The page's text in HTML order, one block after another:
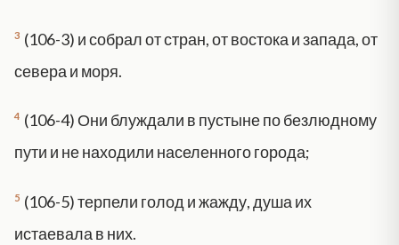
3 (106-3) и собрал от стран, от востока и запада, от
севера и моря.
4 (106-4) Они блуждали в пустыне по безлюдному
пути и не находили населенного города;
5 (106-5) терпели голод и жажду, душа их
истаевала в них.